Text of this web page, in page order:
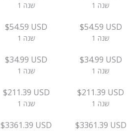
1 שנה 1 שנה
$54.59 USD
1 שנה
$54.59 USD
1 שנה
$34.99 USD
1 שנה
$34.99 USD
1 שנה
$211.39 USD
1 שנה
$211.39 USD
1 שנה
$3361.39 USD $3361.39 USD